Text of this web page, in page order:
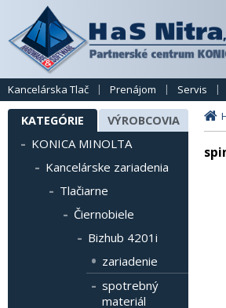
Kancelárska Tlač Prenájom Servis
KATEGÓRIE VÝROBCOVIA
KONICA MINOLTA
Kancelárske zariadenia
Tlačiarne
Čiernobiele
Bizhub 4201i
zariadenie
spotrebný
materiál